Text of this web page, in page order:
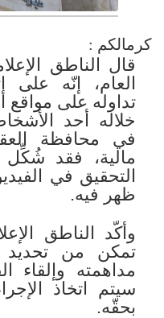
كرمالكم :
قال الناطق
العام، إنّه على
تداوله على مواقع
خلاله أحد
في محافظة
مالية، فقد شُكِّل
التحقيق في
ظهر فيه.
وأكّد الناطق
تمكن من
مداهمته وإلقاء
سيتم اتخاذ
بحقّه.